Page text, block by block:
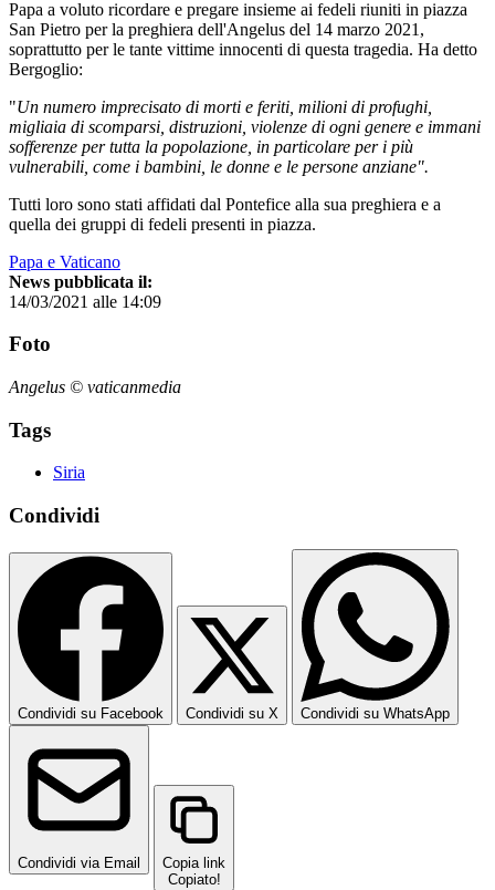
Papa a voluto ricordare e pregare insieme ai fedeli riuniti in piazza
San Pietro per la preghiera dell'Angelus del 14 marzo 2021,
soprattutto per le tante vittime innocenti di questa tragedia. Ha detto
Bergoglio:
"Un numero imprecisato di morti e feriti, milioni di profughi,
migliaia di scomparsi, distruzioni, violenze di ogni genere e immani
sofferenze per tutta la popolazione, in particolare per i più
vulnerabili, come i bambini, le donne e le persone anziane".
Tutti loro sono stati affidati dal Pontefice alla sua preghiera e a
quella dei gruppi di fedeli presenti in piazza.
Papa e Vaticano
News pubblicata il:
14/03/2021 alle 14:09
Foto
Angelus © vaticanmedia
Tags
Siria
Condividi
Condividi su Facebook Condividi su X Condividi su WhatsApp
Condividi via Email
Copia link
Copiato!